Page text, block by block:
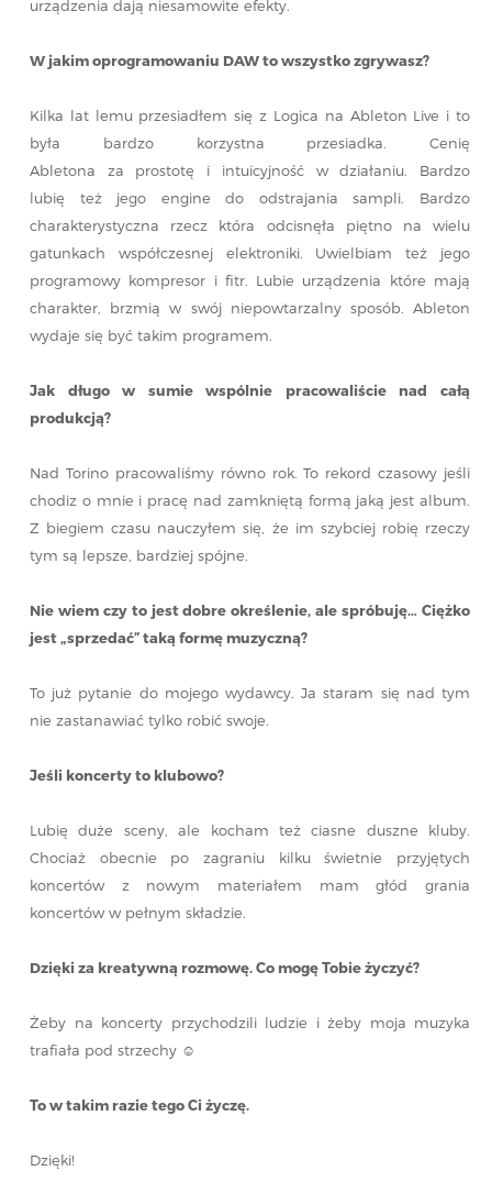
urządzenia dają niesamowite efekty.
W jakim oprogramowaniu DAW to wszystko zgrywasz?
Kilka lat lemu przesiadłem się z Logica na Ableton Live i to
była bardzo korzystna przesiadka. Cenię
Abletona za prostotę i intuicyjność w działaniu. Bardzo
lubię też jego engine do odstrajania sampli. Bardzo
charakterystyczna rzecz która odcisnęła piętno na wielu
gatunkach współczesnej elektroniki. Uwielbiam też jego
programowy kompresor i fitr. Lubie urządzenia które mają
charakter, brzmią w swój niepowtarzalny sposób. Ableton
wydaje się być takim programem.
Jak długo w sumie wspólnie pracowaliście nad całą
produkcją?
Nad Torino pracowaliśmy równo rok. To rekord czasowy jeśli
chodiz o mnie i pracę nad zamkniętą formą jaką jest album.
Z biegiem czasu nauczyłem się, że im szybciej robię rzeczy
tym są lepsze, bardziej spójne.
Nie wiem czy to jest dobre określenie, ale spróbuję… Ciężko
jest „sprzedać” taką formę muzyczną?
To już pytanie do mojego wydawcy. Ja staram się nad tym
nie zastanawiać tylko robić swoje.
Jeśli koncerty to klubowo?
Lubię duże sceny, ale kocham też ciasne duszne kluby.
Chociaż obecnie po zagraniu kilku świetnie przyjętych
koncertów z nowym materiałem mam głód grania
koncertów w pełnym składzie.
Dzięki za kreatywną rozmowę. Co mogę Tobie życzyć?
Żeby na koncerty przychodzili ludzie i żeby moja muzyka
trafiała pod strzechy ☺
To w takim razie tego Ci życzę.
Dzięki!